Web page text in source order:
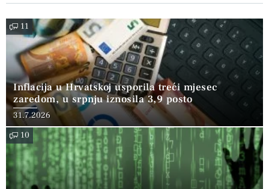
11
Inflacija u Hrvatskoj usporila treći mjesec
zaredom, u srpnju iznosila 3,9 posto
31.7.2026
10